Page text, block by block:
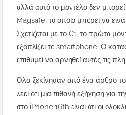
αλλά αυτό το μοντέλο δεν μπορεί
Magsafe, το οποίο μπορεί να
Σχετίζεται με το C1, το πρώτο
εξοπλίζει το smartphone; Ο
επιθυμεί να αρνηθεί αυτές τις
Όλα ξεκίνησαν από ένα άρθρο
λέει ότι μια πιθανή εξήγηση για
στο iPhone 16th είναι ότι οι